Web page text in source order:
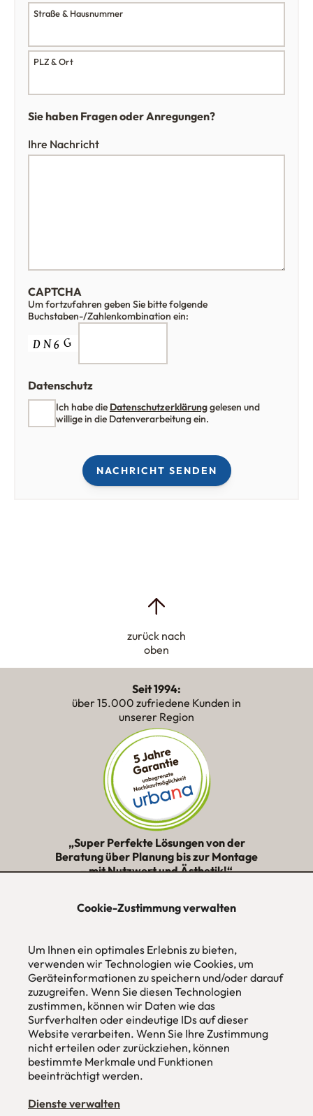
Cookie-Zustimmung verwalten
Um Ihnen ein optimales Erlebnis zu bieten,
verwenden wir Technologien wie Cookies, um
Geräteinformationen zu speichern und/oder darauf
zuzugreifen. Wenn Sie diesen Technologien
zustimmen, können wir Daten wie das
Surfverhalten oder eindeutige IDs auf dieser
Website verarbeiten. Wenn Sie Ihre Zustimmung
nicht erteilen oder zurückziehen, können
bestimmte Merkmale und Funktionen
beeinträchtigt werden.
Dienste verwalten
Straße & Hausnummer
PLZ & Ort
Sie haben Fragen oder Anregungen?
Ihre Nachricht
CAPTCHA
Um fortzufahren geben Sie bitte folgende
Buchstaben-/Zahlenkombination ein:
Datenschutz
Ich habe die Datenschutzerklärunggelesen und
willige in die Datenverarbeitung ein.
zurück nach
oben
Seit 1994:
über 15.000 zufriedene Kunden in
unserer Region
„Super Perfekte Lösungen von der
Beratung über Planung bis zur Montage
– mit Nutzwert und Ästhetik!“
Individuelles Wohndesign
ohne Mehrpreis nach Maß
Hans Pinsel-Str. 1
im DreierHaus
85540Haar / München
089 / 420 44 535
Fax
089 / 456 00 646
E-Mail
mail@urbana-moebel.de
Öffnungszeiten des
Montag bis Freitag 09:30 — 18:30 Uhr
Samstag 09:30 -16:00 Uhr